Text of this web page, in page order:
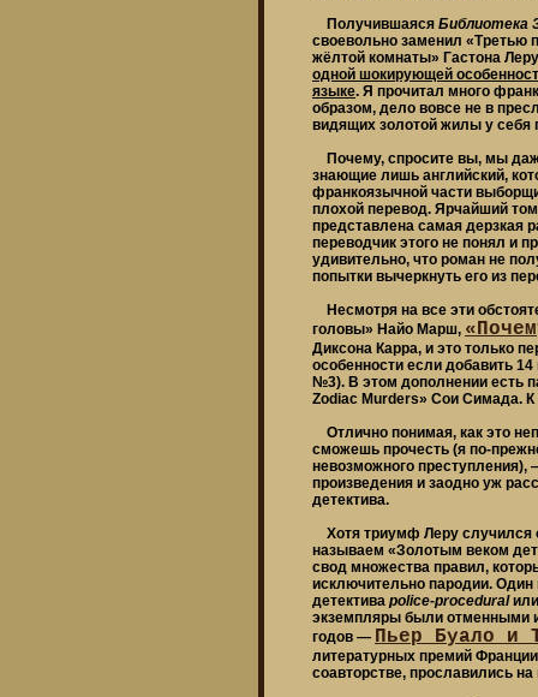
Получившаяся Библиотека
своевольно заменил «Третью
жёлтой комнаты» Гастона
одной шокирующей
языке. Я прочитал много
образом, дело вовсе не в
видящих золотой жилы у себя
Почему, спросите вы, мы
знающие лишь английский,
франкоязычной части
плохой перевод. Ярчайший
представлена самая дерзкая
переводчик этого не понял и
удивительно, что роман не
попытки вычеркнуть его из
Несмотря на все эти
головы» Найо Марш,
Диксона Карра, и это только
особенности если добавить
№3). В этом дополнении есть
Zodiac Murders» Сои Симада.
Отлично понимая, как это
сможешь прочесть (я по-
невозможного
произведения и заодно уж
детектива.
Хотя триумф Леру случился
называем «Золотым веком
свод множества правил,
исключительно пародии.
детектива police-procedural
экземпляры были отменными
годов — Пьер Буало и
литературных премий
соавторстве, прославились